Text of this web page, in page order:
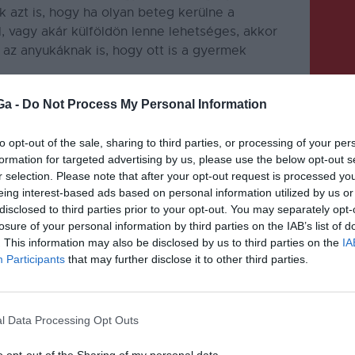
- Do Not Process My Personal Information
opt-out of the sale, sharing to third parties, or processing of your
for targeted advertising by us, please use the below opt-out
selection. Please note that after your opt-out request is processed
interest-based ads based on personal information utilized by us
to third parties prior to your opt-out. You may separately
of your personal information by third parties on the IAB’s list of
This information may also be disclosed by us to third parties on the
Participants that may further disclose it to other third parties.
Data Processing Opt Outs
azt is, hogy ha olyan beteg kerülne a
vagy akár külföldön lenne lehetséges, akkor
anyukáknak is, hogy ott is a gyermek
KÖVETKEZŐ BEJEGYZÉS
Akár 75 százalékkal olcsóbban
foglalhatunk tengerparti
szállást az utószezonban